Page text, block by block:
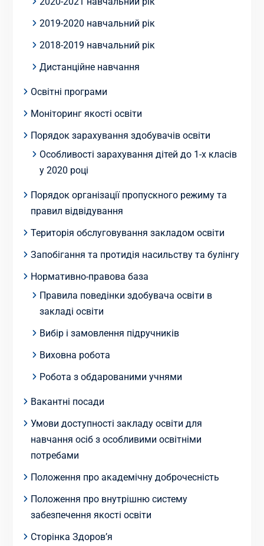
2019-2020 навчальний рік
2018-2019 навчальний рік
Дистанційне навчання
Освітні програми
Моніторинг якості освіти
Порядок зарахування здобувачів освіти
Особливості зарахування дітей до 1-х класів
у 2020 році
Порядок організації пропускного режиму та
правил відвідування
Територія обслуговування закладом освіти
Запобігання та протидія насильству та булінгу
Нормативно-правова база
Правила поведінки здобувача освіти в
закладі освіти
Вибір і замовлення підручників
Виховна робота
Робота з обдарованими учнями
Вакантні посади
Умови доступності закладу освіти для
навчання осіб з особливими освітніми
потребами
Положення про академічну доброчесність
Положення про внутрішню систему
забезпечення якості освіти
Сторінка Здоров’я